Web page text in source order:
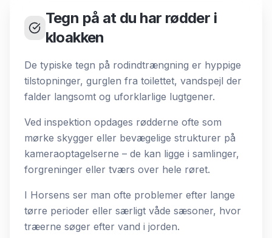
Tegn på at du har rødder i
kloakken
De typiske tegn på rodindtrængning er hyppige
tilstopninger, gurglen fra toilettet, vandspejl der
falder langsomt og uforklarlige lugtgener.
Ved inspektion opdages rødderne ofte som
mørke skygger eller bevægelige strukturer på
kameraoptagelserne – de kan ligge i samlinger,
forgreninger eller tværs over hele røret.
I Horsens ser man ofte problemer efter lange
tørre perioder eller særligt våde sæsoner, hvor
træerne søger efter vand i jorden.